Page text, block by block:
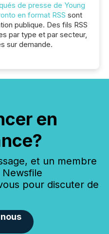
de presse de Young
en format RSS sont
publique. Des fils RSS
par type et par secteur,
sur demande.
en
et un membre
pour discuter de